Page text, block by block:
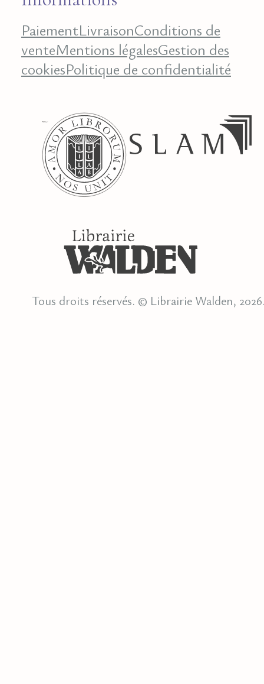
PaiementLivraisonConditions de
venteMentions légalesGestion des
cookiesPolitique de confidentialité
Tous droits réservés. © Librairie Walden,